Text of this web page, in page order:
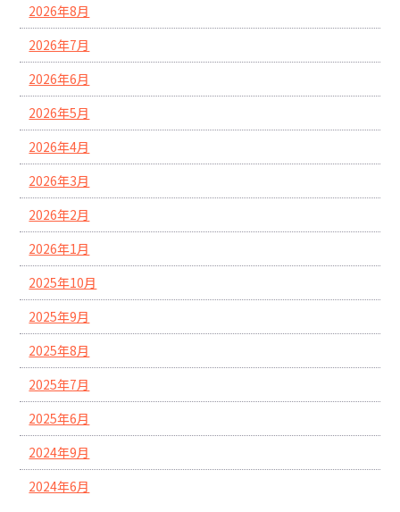
2026年8月
2026年7月
2026年6月
2026年5月
2026年4月
2026年3月
2026年2月
2026年1月
2025年10月
2025年9月
2025年8月
2025年7月
2025年6月
2024年9月
2024年6月